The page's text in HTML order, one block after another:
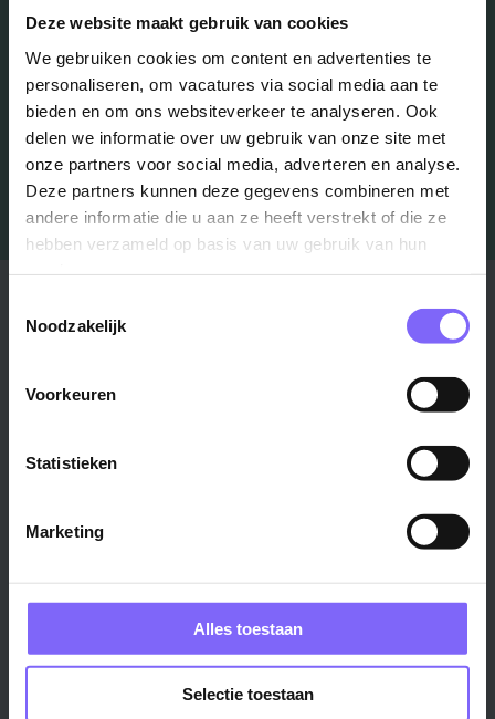
Deze website maakt gebruik van cookies
We gebruiken cookies om content en advertenties te
personaliseren, om vacatures via social media aan te
bieden en om ons websiteverkeer te analyseren. Ook
delen we informatie over uw gebruik van onze site met
onze partners voor social media, adverteren en analyse.
Deze partners kunnen deze gegevens combineren met
andere informatie die u aan ze heeft verstrekt of die ze
hebben verzameld op basis van uw gebruik van hun
Noodzakelijk
Voorkeuren
Statistieken
Marketing
Alles toestaan
Selectie toestaan
Job Alert instellen
Heerlen ›
Weert ›
Onderwijs ›
Techniek & Productie ›
Zorg & welzijn ›
Productiemedewerker ›
Verpleegkundige ›
Administratief medewerker ›
HR adviseur ›